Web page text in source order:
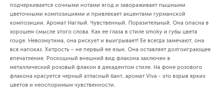
подчеркивается сочными нотами ягод и завораживает пышными
цветочными композициями и привлекает акцентами гурманской
композиции. Аромат Наглый. Чувственный. Поразительный. Она опасна в
хорошем смысле этого слова. Как ее глаза в стиле smoky и губы цвета
rouge. Невозмутима, она рискует и выигрывает! Ее всегда замечают, она
вся напоказ. Хитрость – не первый ее язык. Она оставляет долгоиграющее
впечатление. Роскошный внешний вид флакона заключен в
металлический розовый флакон в декадентом стиле. На фоне розового
флакона красуется черный атласный бант, аромат Viva - это взрыв ярких
цветов и неоспоримым чувственности.